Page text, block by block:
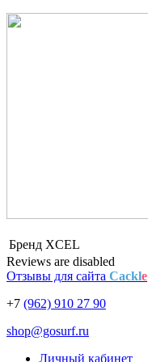
Бренд XCEL
Reviews are disabled
Отзывы для сайта Cackle
+7 (962) 910 27 90
shop@gosurf.ru
Личный кабинет